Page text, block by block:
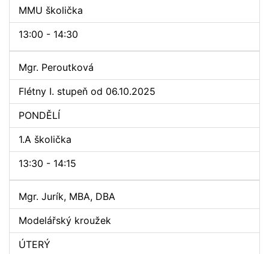
MMU školička
13:00 - 14:30
Mgr. Peroutková
Flétny I. stupeň od 06.10.2025
PONDĚLÍ
1.A školička
13:30 - 14:15
Mgr. Jurík, MBA, DBA
Modelářský kroužek
ÚTERÝ